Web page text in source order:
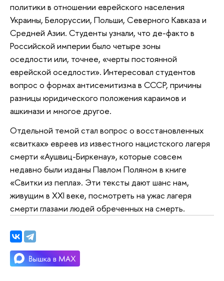
политики в отношении еврейского населения
Украины, Белоруссии, Польши, Северного Кавказа и
Средней Азии. Студенты узнали, что де-факто в
Российской империи было четыре зоны
оседлости или, точнее, «черты постоянной
еврейской оседлости». Интересовал студентов
вопрос о формах антисемитизма в СССР, причины
разницы юридического положения караимов и
ашкинази и многое другое.
Отдельной темой стал вопрос о восстановленных
«свитках» евреев из известного нацистского лагеря
смерти «Аушвиц-Биркенау», которые совсем
недавно были изданы Павлом Поляном в книге
«Свитки из пепла». Эти тексты дают шанс нам,
живущим в XXI веке, посмотреть на ужас лагеря
смерти глазами людей обреченных на смерть.